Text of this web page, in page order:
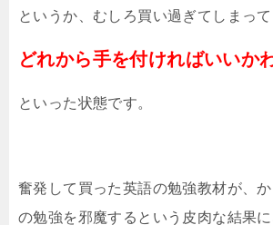
というか、むしろ買い過ぎてしまって
どれから手を付ければいいか
といった状態です。
奮発して買った英語の勉強教材が、
の勉強を邪魔するという皮肉な結果